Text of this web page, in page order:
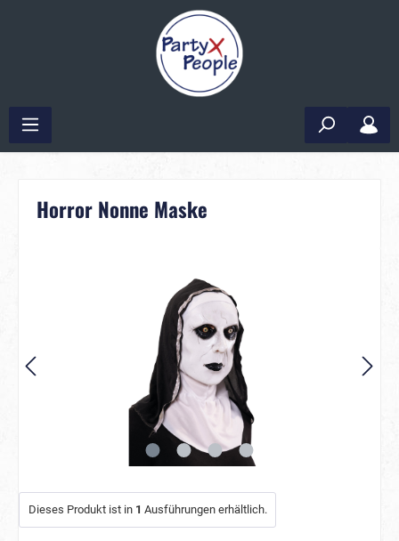
Horror Nonne Maske
Dieses Produkt ist in 1 Ausführungen erhältlich.